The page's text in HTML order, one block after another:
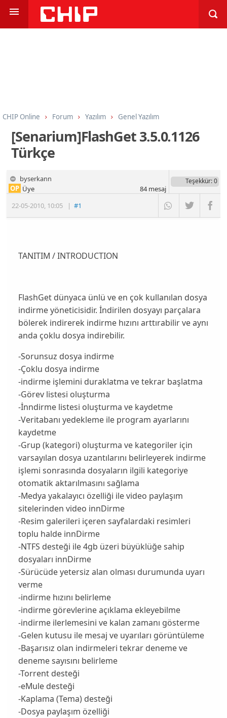
CHIP Online Forum Yazılım Genel Yazılım
[Senarium]FlashGet 3.5.0.1126
Türkçe
byserkann
22-05-2010, 10:05 |#1
OP Üye
Teşekkür: 0
84mesaj
TANITIM / INTRODUCTION
FlashGet dünyaca ünlü ve en çok kullanılan dosya
indirme yöneticisidir. İndirilen dosyayı parçalara
bölerek indirerek indirme hızını arttırabilir ve aynı
anda çoklu dosya indirebilir.
-Sorunsuz dosya indirme
-Çoklu dosya indirme
-indirme işlemini duraklatma ve tekrar başlatma
-Görev listesi oluşturma
-İnndirme listesi oluşturma ve kaydetme
-Veritabanı yedekleme ile program ayarlarını
kaydetme
-Grup (kategori) oluşturma ve kategoriler için
varsayılan dosya uzantılarını belirleyerek indirme
işlemi sonrasında dosyaların ilgili kategoriye
otomatik aktarılmasını sağlama
-Medya yakalayıcı özelliği ile video paylaşım
sitelerinden video innDirme
-Resim galerileri içeren sayfalardaki resimleri
toplu halde innDirme
-NTFS desteği ile 4gb üzeri büyüklüğe sahip
dosyaları innDirme
-Sürücüde yetersiz alan olması durumunda uyarı
verme
-indirme hızını belirleme
-indirme görevlerine açıklama ekleyebilme
-indirme ilerlemesini ve kalan zamanı gösterme
-Gelen kutusu ile mesaj ve uyarıları görüntüleme
-Başarısız olan indirmeleri tekrar deneme ve
deneme sayısını belirleme
-Torrent desteği
-eMule desteği
-Kaplama (Tema) desteği
-Dosya paylaşım özelliği